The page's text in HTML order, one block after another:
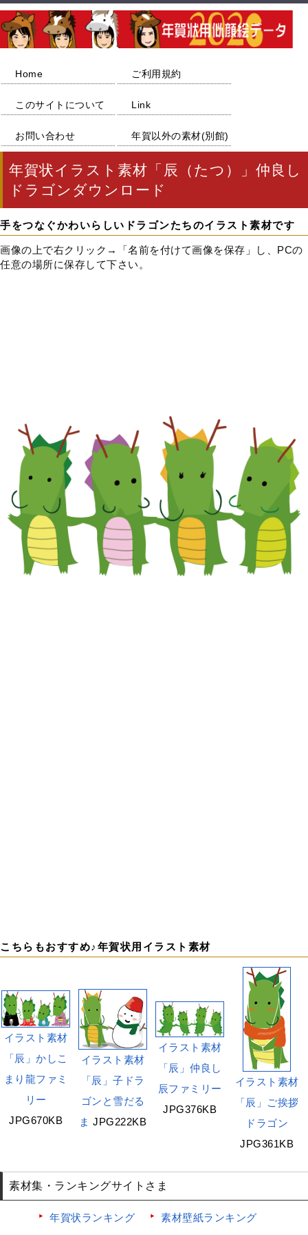
Home ご利用規約
このサイトについて Link
お問い合わせ 年賀以外の素材(別館)
年賀状イラスト素材「辰（たつ）」仲良し
ドラゴンダウンロード
手をつなぐかわいらしいドラゴンたちのイラスト素材です
画像の上で右クリック→「名前を付けて画像を保存」し、PCの
任意の場所に保存して下さい。
こちらもおすすめ♪年賀状用イラスト素材
イラスト素材
「辰」かしこ
まり龍ファミ
リー
JPG670KB
イラスト素材
「辰」子ドラ
ゴンと雪だる
ま JPG222KB
イラスト素材
「辰」仲良し
辰ファミリー
JPG376KB
イラスト素材
「辰」ご挨拶
ドラゴン
JPG361KB
素材集・ランキングサイトさま
年賀状ランキング 素材壁紙ランキング